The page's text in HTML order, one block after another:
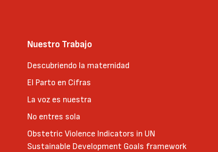
Nuestro Trabajo
Descubriendo la maternidad
El Parto en Cifras
La voz es nuestra
No entres sola
Obstetric Violence Indicators in UN
Sustainable Development Goals framework